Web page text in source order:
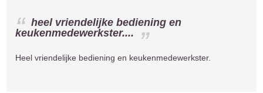
heel vriendelijke bediening en
keukenmedewerkster....
Heel vriendelijke bediening en keukenmedewerkster.